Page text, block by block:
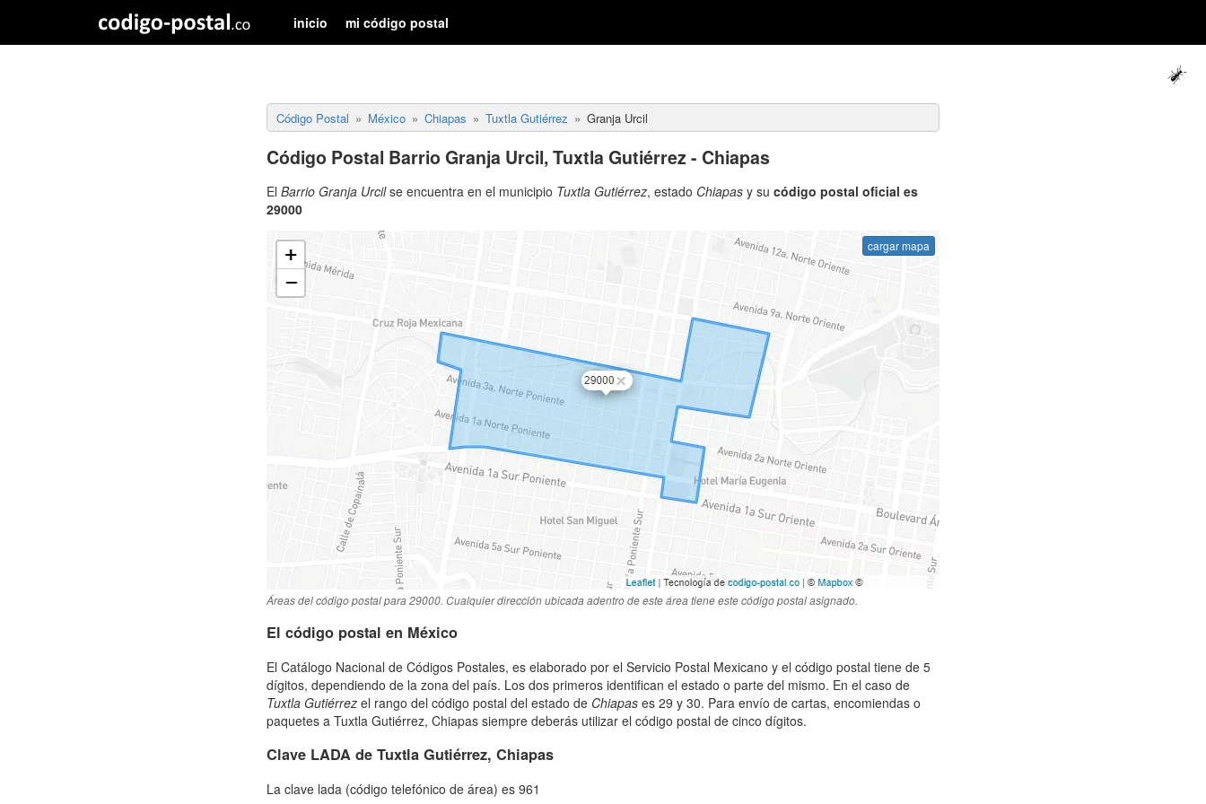
inicio mi código postal
Código Postal México Chiapas Tuxtla Gutiérrez Granja Urcil
Código Postal Barrio Granja Urcil, Tuxtla Gutiérrez - Chiapas
El Barrio Granja Urcilse encuentra en el municipio Tuxtla Gutiérrez, estado Chiapas y su código postal oficial es
29000
cargar mapa
Áreas del código postal para 29000. Cualquier dirección ubicada adentro de este área tiene este código postal asignado.
El código postal en México
El Catálogo Nacional de Códigos Postales, es elaborado por el Servicio Postal Mexicano y el código postal tiene de 5
dígitos, dependiendo de la zona del país. Los dos primeros identifican el estado o parte del mismo. En el caso de
Tuxtla Gutiérrez el rango del código postal del estado de Chiapas es 29 y 30. Para envío de cartas, encomiendas o
paquetes a Tuxtla Gutiérrez, Chiapas siempre deberás utilizar el código postal de cinco dígitos.
Clave LADA de Tuxtla Gutiérrez, Chiapas
La clave lada (código telefónico de área) es 961